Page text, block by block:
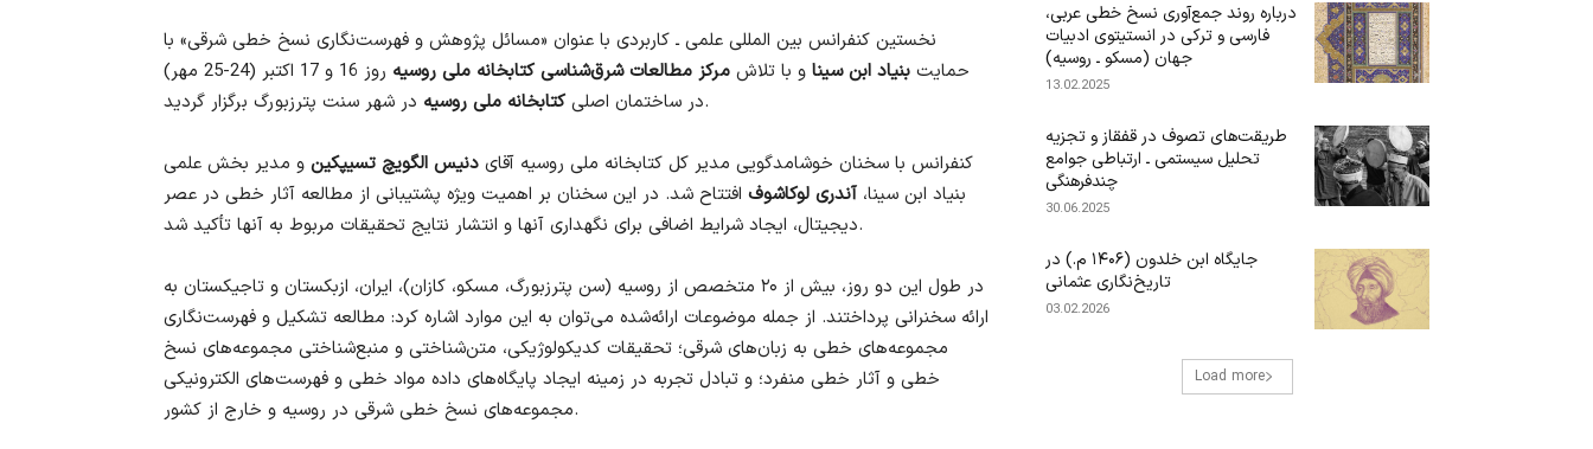
نخستین کنفرانس بین المللی علمی ـ کاربردی با عنوان «مسائل پژوهش و فهرست‌نگاری نسخ خطی شرقی» با
حمایت بنیاد ابن سینا و با تلاش مرکز مطالعات شرق‌شناسی کتابخانه ملی روسیه
روز 16 و 17 اکتبر (24-25 مهر)
در ساختمان اصلی کتابخانه ملی روسیه در شهر سنت پترزبورگ برگزار گردید.
کنفرانس با سخنان خوشامدگویی مدیر کل کتابخانه ملی روسیه آقای دنیس الگویچ تسیپکین و مدیر بخش علمی
بنیاد ابن سینا، آندری لوکاشوف افتتاح شد. در این سخنان بر اهمیت ویژه پشتیبانی از مطالعه آثار خطی در عصر
دیجیتال، ایجاد شرایط اضافی برای نگهداری آنها و انتشار نتایج تحقیقات مربوط به آنها تأکید شد.
در طول این دو روز، بیش از ۲۰ متخصص از روسیه (سن پترزبورگ، مسکو، کازان)، ایران، ازبکستان و تاجیکستان به
ارائه سخنرانی پرداختند. از جمله موضوعات ارائه‌شده می‌توان به این موارد اشاره کرد: مطالعه تشکیل و فهرست‌نگاری
مجموعه‌های خطی به زبان‌های شرقی؛ تحقیقات کدیکولوژیکی، متن‌شناختی و منبع‌شناختی مجموعه‌های نسخ
خطی و آثار خطی منفرد؛ و تبادل تجربه در زمینه ایجاد پایگاه‌های داده مواد خطی و فهرست‌های الکترونیکی
مجموعه‌های نسخ خطی شرقی در روسیه و خارج از کشور.
درباره‌ روند جمع‌آوری نسخ خطی عربی،
فارسی و ترکی در انستیتوی ادبیات
جهان (مسکو ـ روسیه)
13.02.2025
طریقت‌های تصوف در قفقاز و تجزیه
تحلیل سیستمی ـ ارتباطی جوامع
چندفرهنگی
30.06.2025
جایگاه ابن‌ خلدون (۱۴۰۶ م.) در
تاریخ‌نگاری عثمانی
03.02.2026
Load more